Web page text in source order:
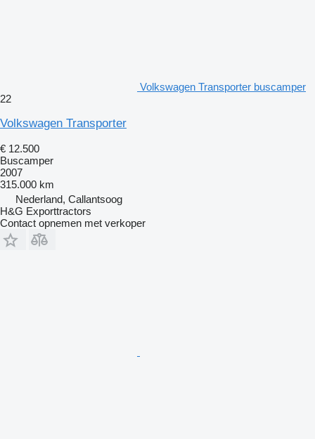
Volkswagen Transporter buscamper
22
Volkswagen Transporter
€ 12.500
Buscamper
2007
315.000 km
Nederland, Callantsoog
H&G Exporttractors
Contact opnemen met verkoper